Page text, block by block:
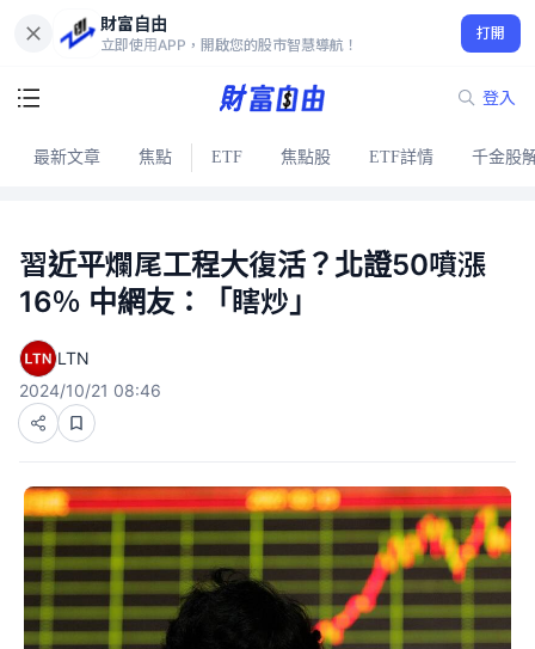
財富自由
立即使用APP，開啟您的股市智慧導航！
打開
登入
最新文章 焦點 ETF 焦點股 ETF詳情 千金股
習近平爛尾工程大復活？北證50噴漲
16％ 中網友：「瞎炒」
LTN
2024/10/21 08:46